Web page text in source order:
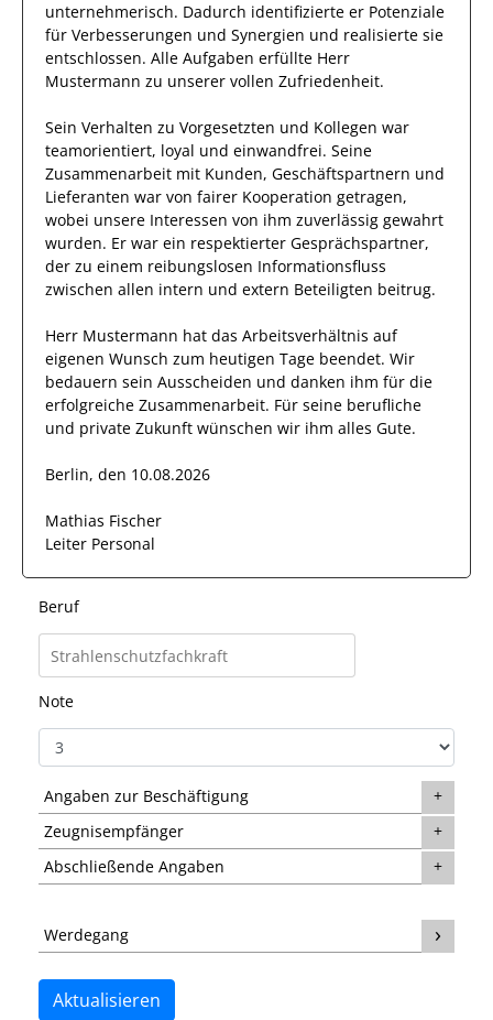
unternehmerisch. Dadurch identifizierte er Potenziale
für Verbesserungen und Synergien und realisierte sie
entschlossen. Alle Aufgaben erfüllte Herr
Mustermann zu unserer vollen Zufriedenheit.
Sein Verhalten zu Vorgesetzten und Kollegen war
teamorientiert, loyal und einwandfrei. Seine
Zusammenarbeit mit Kunden, Geschäftspartnern und
Lieferanten war von fairer Kooperation getragen,
wobei unsere Interessen von ihm zuverlässig gewahrt
wurden. Er war ein respektierter Gesprächspartner,
der zu einem reibungslosen Informationsfluss
zwischen allen intern und extern Beteiligten beitrug.
Herr Mustermann hat das Arbeitsverhältnis auf
eigenen Wunsch zum heutigen Tage beendet. Wir
bedauern sein Ausscheiden und danken ihm für die
erfolgreiche Zusammenarbeit. Für seine berufliche
und private Zukunft wünschen wir ihm alles Gute.
Berlin, den 10.08.2026
Mathias Fischer
Leiter Personal
Beruf
Note
Angaben zur Beschäftigung
Zeugnisempfänger
Abschließende Angaben
Werdegang
Aktualisieren